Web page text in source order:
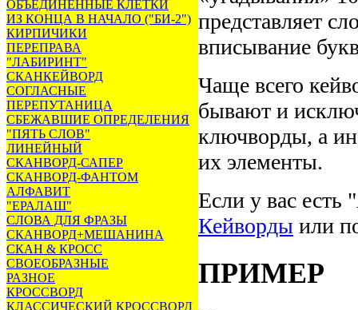
ОБЪЕДИНЕННЫЕ КЛЕТКИ
ИЗ КОНЦА В НАЧАЛО ("БИ-2")
КИРПИЧИКИ
ПЕРЕПРАВА
"ЛАБИРИНТ"
СКАНКЕЙВОРД
СОГЛАСНЫЕ
ПЕРЕПУТАНИЦА
СБЕЖАВШИЕ ОПРЕДЕЛЕНИЯ
"ПЯТЬ СЛОВ"
ЛИНЕЙНЫЙ
СКАНВОРД-САПЕР
СКАНВОРД-ФАНТОМ
АЛФАВИТ
"ЕРАЛАШ"
СЛОВА ДЛЯ ФРАЗЫ
СКАНВОРД+МЕШАНИНА
СКАН & КРОСС
СВОЕОБРАЗНЫЕ
РАЗНОЕ
КРОССВОРД
КЛАССИЧЕСКИЙ КРОССВОРД
представляет
вписывание
Чаще всего
бывают и
ключворды, а
их элементы.
Если у вас есть
Кейворды или
ПРИМЕР